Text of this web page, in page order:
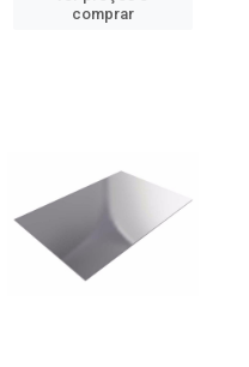
comprar